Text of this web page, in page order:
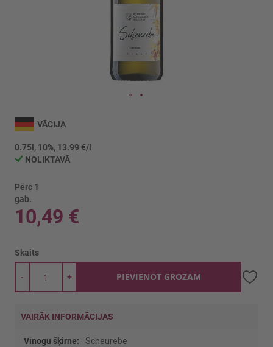
uz
galerijas
sākumu
VĀCIJA
0.75l, 10%, 13.99 €/l
NOLIKTAVĀ
Pērc 1
gab.
10,49 €
Skaits
+
- PIEVIENOT GROZAM
VAIRĀK INFORMĀCIJAS
Vairāk
Scheurebe